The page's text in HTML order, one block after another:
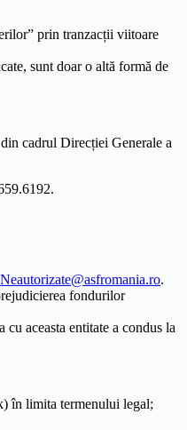
prin tranzacții viitoare
sunt doar o altă formă de
cadrul Direcției Generale a
.
fondurilor
aceasta entitate a condus la
în limita termenului legal;